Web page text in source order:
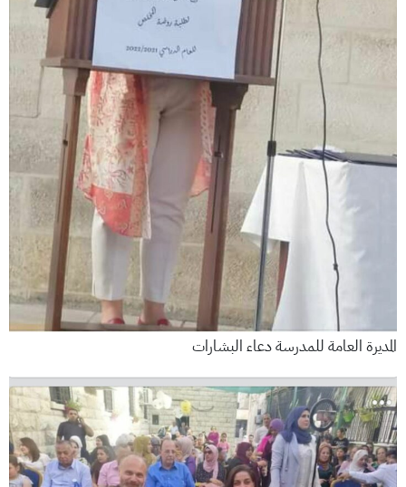
المديرة العامة للمدرسة دعاء البشارات